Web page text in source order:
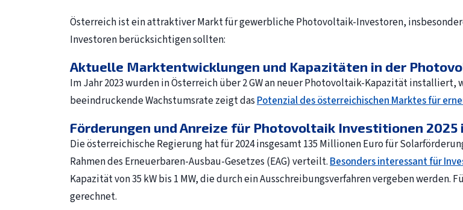
Österreich ist ein attraktiver Markt für gewerbliche Photovoltaik-Investoren,
Investoren berücksichtigen sollten:
Aktuelle Marktentwicklungen und Kapazitäten in der
Im Jahr 2023 wurden in Österreich über 2 GW an neuer Photovoltaik-Kapazität installiert,
beeindruckende Wachstumsrate zeigt dasPotenzial des österreichischen Marktes für
Förderungen und Anreize für Photovoltaik Investitionen 2025
Die österreichische Regierung hat für 2024 insgesamt 135 Millionen Euro für
Rahmen des Erneuerbaren-Ausbau-Gesetzes (EAG) verteilt.Besonders interessant für
Kapazität von 35 kW bis 1 MW, die durch ein Ausschreibungsverfahren vergeben werden.
gerechnet.